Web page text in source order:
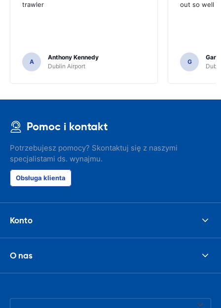
trawler
A
Anthony Kennedy
Dublin Airport
out so well
G
Gary
Pomoc i kontakt
Potrzebujesz pomocy? Skontaktuj się z naszymi
specjalistami ds. wynajmu.
Obsługa klienta
Konto
O nas